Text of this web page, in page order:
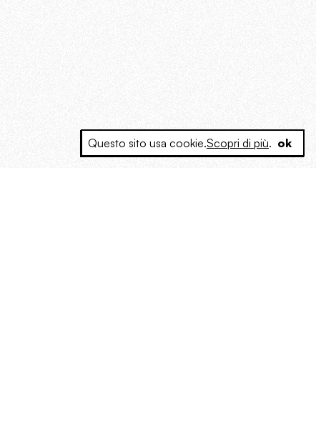
Questo sito usa cookie.Scopri di più. ok